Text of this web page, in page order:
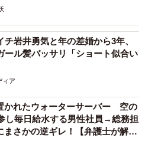
どを一旦仕舞うのに大変重宝
チ岩井勇気と年の差婚から3年、
ール髪バッサリ「ショート似合い
ィア
かれたウォーターサーバー 空の
し毎日給水する男性社員→総務担
まさかの逆ギレ！【弁護士が解